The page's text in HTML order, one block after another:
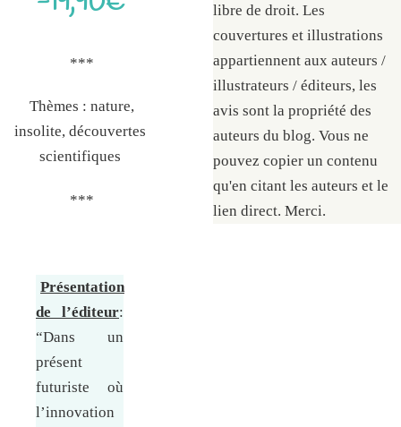
***
Thèmes : nature,
insolite, découvertes
scientifiques
***
Présentation
de l’éditeur:
“Dans un
présent
futuriste où
l’innovation
libre de droit. Les
couvertures et illustrations
appartiennent aux auteurs /
illustrateurs / éditeurs, les
avis sont la propriété des
auteurs du blog. Vous ne
pouvez copier un contenu
qu'en citant les auteurs et le
lien direct. Merci.